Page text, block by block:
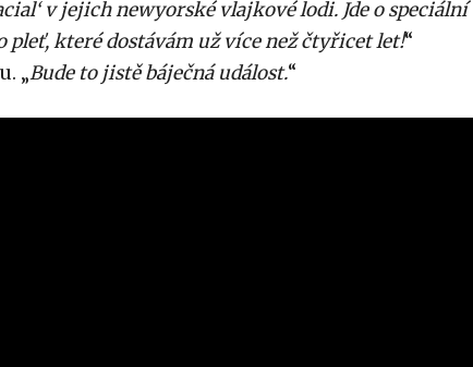
v jejich newyorské vlajkové lodi. Jde o speciální
pleť, které dostávám už více než čtyřicet let!“
„Bude to jistě báječná událost.“